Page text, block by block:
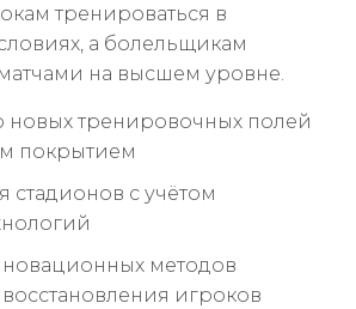
тренироваться в
а болельщикам
на высшем уровне.
новых тренировочных полей
покрытием
стадионов с учётом
методов
игроков